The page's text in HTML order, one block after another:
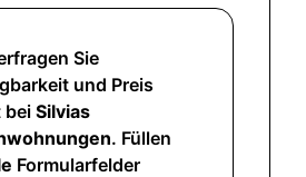
Sie
und Preis
beiSilvias
. Füllen
Formularfelder